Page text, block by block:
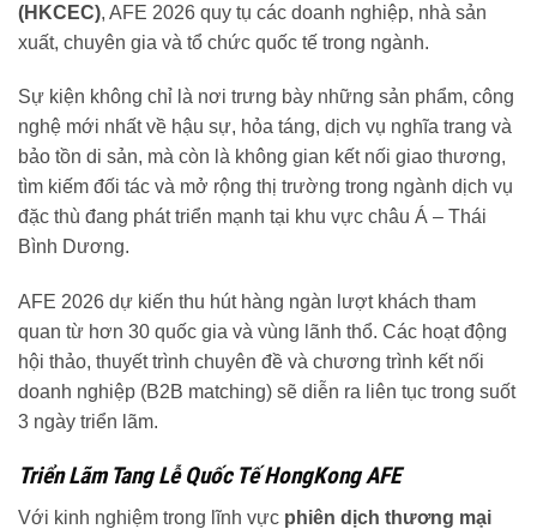
(HKCEC), AFE 2026 quy tụ các doanh nghiệp, nhà sản
xuất, chuyên gia và tổ chức quốc tế trong ngành.
Sự kiện không chỉ là nơi trưng bày những sản phẩm, công
nghệ mới nhất về hậu sự, hỏa táng, dịch vụ nghĩa trang và
bảo tồn di sản, mà còn là không gian kết nối giao thương,
tìm kiếm đối tác và mở rộng thị trường trong ngành dịch vụ
đặc thù đang phát triển mạnh tại khu vực châu Á – Thái
Bình Dương.
AFE 2026 dự kiến thu hút hàng ngàn lượt khách tham
quan từ hơn 30 quốc gia và vùng lãnh thổ. Các hoạt động
hội thảo, thuyết trình chuyên đề và chương trình kết nối
doanh nghiệp (B2B matching) sẽ diễn ra liên tục trong suốt
3 ngày triển lãm.
Triển Lãm Tang Lễ Quốc Tế HongKong AFE
Với kinh nghiệm trong lĩnh vực phiên dịch thương mại